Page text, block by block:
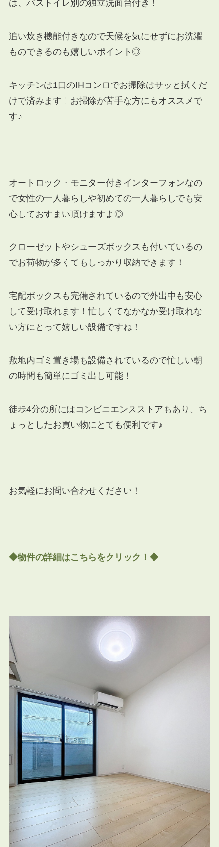
は、バストイレ別の独立洗面台付き！
追い炊き機能付きなので天候を気にせずにお洗濯
ものできるのも嬉しいポイント◎
キッチンは1口のIHコンロでお掃除はサッと拭くだ
けで済みます！お掃除が苦手な方にもオススメで
す♪
オートロック・モニター付きインターフォンなの
で女性の一人暮らしや初めての一人暮らしでも安
心しておすまい頂けますよ◎
クローゼットやシューズボックスも付いているの
でお荷物が多くてもしっかり収納できます！
宅配ボックスも完備されているので外出中も安心
して受け取れます！忙しくてなかなか受け取れな
い方にとって嬉しい設備ですね！
敷地内ゴミ置き場も設備されているので忙しい朝
の時間も簡単にゴミ出し可能！
徒歩4分の所にはコンビニエンスストアもあり、ち
ょっとしたお買い物にとても便利です♪
お気軽にお問い合わせください！
◆物件の詳細はこちらをクリック！◆